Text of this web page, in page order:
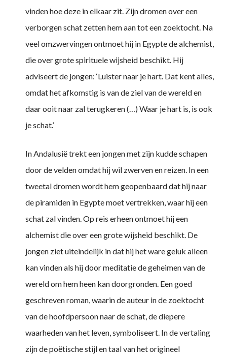
vinden hoe deze in elkaar zit. Zijn dromen over een
verborgen schat zetten hem aan tot een zoektocht. Na
veel omzwervingen ontmoet hij in Egypte de alchemist,
die over grote spirituele wijsheid beschikt. Hij
adviseert de jongen: ‘Luister naar je hart. Dat kent alles,
omdat het afkomstig is van de ziel van de wereld en
daar ooit naar zal terugkeren (…) Waar je hart is, is ook
je schat.’
In Andalusië trekt een jongen met zijn kudde schapen
door de velden omdat hij wil zwerven en reizen. In een
tweetal dromen wordt hem geopenbaard dat hij naar
de piramiden in Egypte moet vertrekken, waar hij een
schat zal vinden. Op reis erheen ontmoet hij een
alchemist die over een grote wijsheid beschikt. De
jongen ziet uiteindelijk in dat hij het ware geluk alleen
kan vinden als hij door meditatie de geheimen van de
wereld om hem heen kan doorgronden. Een goed
geschreven roman, waarin de auteur in de zoektocht
van de hoofdpersoon naar de schat, de diepere
waarheden van het leven, symboliseert. In de vertaling
zijn de poëtische stijl en taal van het origineel